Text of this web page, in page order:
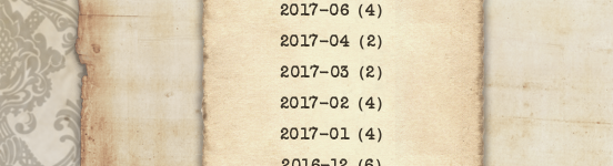
2017-06（4）
2017-04（2）
2017-03（2）
2017-02（4）
2017-01（4）